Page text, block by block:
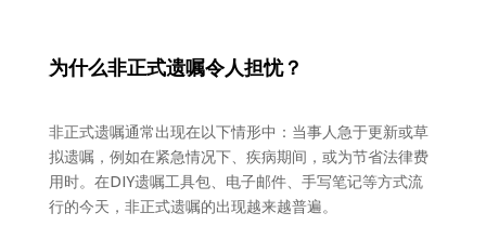
为什么非正式遗嘱令人担忧？
非正式遗嘱通常出现在以下情形中：当事人急于更新或草
拟遗嘱，例如在紧急情况下、疾病期间，或为节省法律费
用时。在DIY遗嘱工具包、电子邮件、手写笔记等方式流
行的今天，非正式遗嘱的出现越来越普遍。